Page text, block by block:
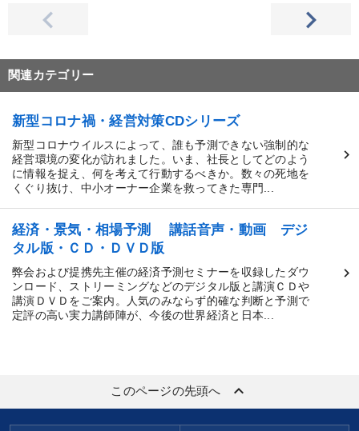
関連カテゴリー
新型コロナ禍・経営対策CDシリーズ
新型コロナウイルスによって、誰も予測できない強制的な
経営環境の変化が訪れました。いま、社長としてどのよう
に情報を捉え、何を考えて行動するべきか。数々の死地を
くぐり抜け、中小オーナー企業を救ってきた専門...
経済・景気・相場予測 講話音声・動画 デジ
タル版・ＣＤ・ＤＶＤ版
弊会および提携先主催の経済予測セミナーを収録したダウ
ンロード、ストリーミングなどのデジタル版と講演ＣＤや
講演ＤＶＤをご案内。人気のみならず的確な判断と予測で
定評の高い実力講師陣が、今後の世界経済と日本...
このページの先頭へ keyboard_arrow_up